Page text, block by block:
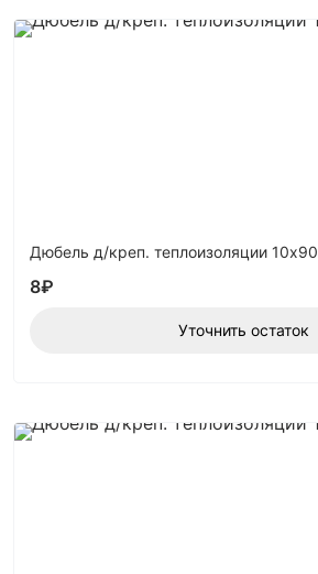
Дюбель д/креп. теплоизоляции
8₽
Уточнить остаток